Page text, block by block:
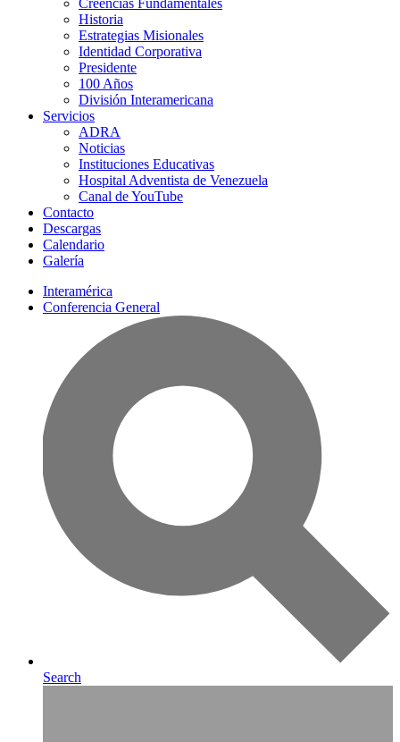
Historia
Estrategias Misionales
Identidad Corporativa
Presidente
100 Años
División Interamericana
Servicios
ADRA
Noticias
Instituciones Educativas
Hospital Adventista de Venezuela
Canal de YouTube
Contacto
Descargas
Calendario
Galería
Interamérica
Conferencia General
Search